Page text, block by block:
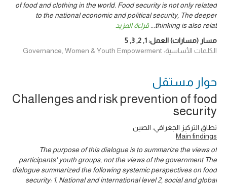
of food and clothing in the world. Food security is not only related
to the national economic and political security, The deeper
thinking is also relat
... قراءة المزيد
مسار (مسارات) العمل:1
,
2
,
3
,
5
الكلمات الأساسية: Governance, Women & Youth Empowerment
حوار ‎مستقل
Challenges and risk prevention of food
security
نطاق التركيز الجغرافي: الصين
Main findings
The purpose of this dialogue is to summarize the views of
participants' youth groups, not the views of the government The
dialogue summarized the following systemic perspectives on food
security: 1. National and international level 2, social and global